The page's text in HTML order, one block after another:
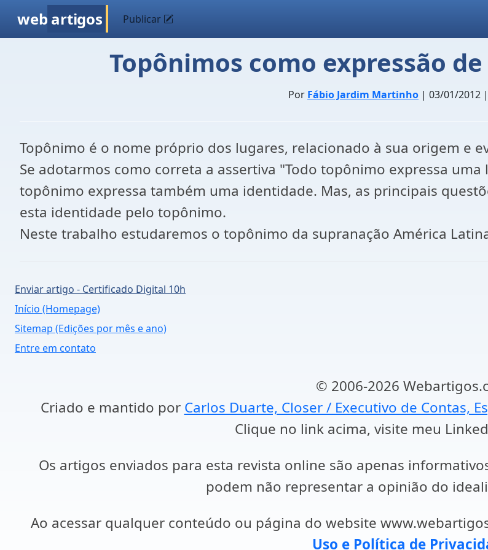
web artigos Publicar
Topônimos como expressão
Por Fábio Jardim Martinho | 03/01/2012
Topônimo é o nome próprio dos lugares, relacionado à sua origem e
Se adotarmos como correta a assertiva "Todo topônimo expressa
topônimo expressa também uma identidade. Mas, as principais
esta identidade pelo topônimo.
Neste trabalho estudaremos o topônimo da supranação América
Enviar artigo - Certificado Digital 10h
Início (Homepage)
Sitemap (Edições por mês e ano)
Entre em contato
© 2006-2026
Criado e mantido por Carlos Duarte, Closer / Executivo de Contas,
Clique no link acima, visite meu
Os artigos enviados para esta revista online são apenas
podem não representar a opinião do
Ao acessar qualquer conteúdo ou página do website
Uso e Política de